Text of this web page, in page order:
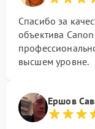
Спасибо за
объектива
высшем уровне.
Ершов